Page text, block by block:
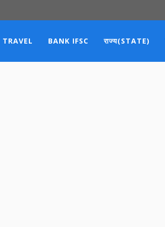
TRAVEL BANK IFSC राज्य(STATE)